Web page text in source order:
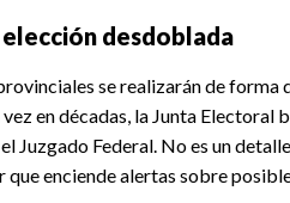
desdoblada
se realizarán de
en décadas, la Junta Electoral
Juzgado Federal. No es un
enciende alertas sobre